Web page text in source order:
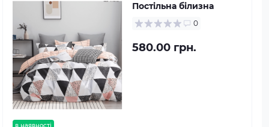
Постільна білизна
0
580.00 грн.